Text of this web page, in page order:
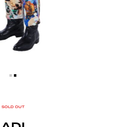
SOLD OUT